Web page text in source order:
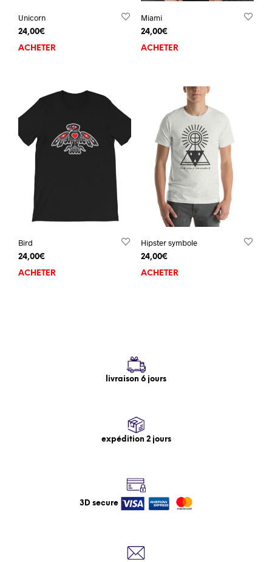
Unicorn
24,00€
ACHETER
Miami
24,00€
ACHETER
Bird
24,00€
ACHETER
Hipster symbole
24,00€
ACHETER
livraison 6 jours
expédition 2 jours
3D secure